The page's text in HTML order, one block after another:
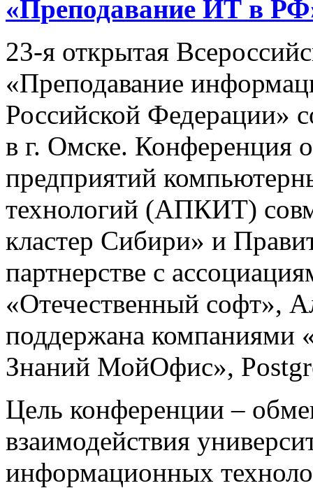
«Преподавание ИТ в
23-я открытая
«Преподавание
Российской Федерации»
в г. Омске. Конференция
предприятий
технологий (АПКИТ)
кластер Сибири» и
партнерстве с
«Отечественный софт»,
поддержана компаниями
Знаний МойОфис»,
Цель конференции –
взаимодействия
информационных